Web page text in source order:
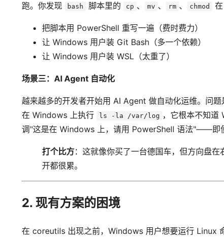
跑。你发现
bash 脚本里的 cp 、 mv 、 rm 、 chmod
把脚本用 PowerShell 重写一遍（费时费力）
让 Windows 用户装 Git Bash（多一个依赖）
让 Windows 用户装 WSL（太重了）
场景三：AI Agent 自动化
越来越多的开发者开始用 AI Agent 做自动化运维。问
在 Windows 上执行
ls -la /var/log ，它根本不知道
调"这是在 Windows 上，请用 PowerShell 语法"——即
打个比方：这就像你买了一台德国车，但方向盘
开都很累。
2. 现有方案的困境
在 coreutils 出现之前，Windows 用户想要运行 Linux